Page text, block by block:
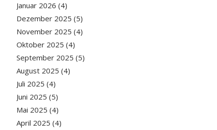
Januar 2026 (4)
Dezember 2025 (5)
November 2025 (4)
Oktober 2025 (4)
September 2025 (5)
August 2025 (4)
Juli 2025 (4)
Juni 2025 (5)
Mai 2025 (4)
April 2025 (4)